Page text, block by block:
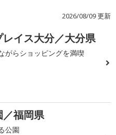
2026/08/09 更新
レイス大分／大分県
がらショッピングを満喫
／福岡県
公園